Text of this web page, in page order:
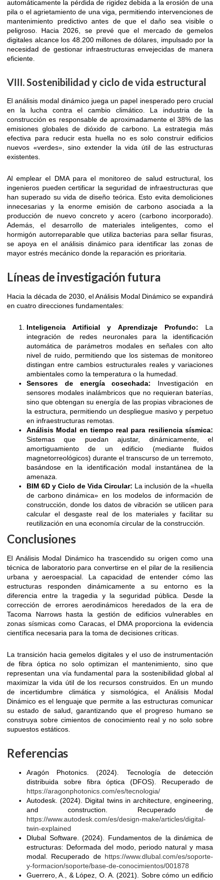
automáticamente la pérdida de rigidez debida a la erosión de una
pila o el agrietamiento de una viga, permitiendo intervenciones de
mantenimiento predictivo antes de que el daño sea visible o
peligroso. Hacia 2026, se prevé que el mercado de gemelos
digitales alcance los 48.200 millones de dólares, impulsado por la
necesidad de gestionar infraestructuras envejecidas de manera
eficiente.
VIII. Sostenibilidad y ciclo de vida estructural
El análisis modal dinámico juega un papel inesperado pero crucial
en la lucha contra el cambio climático. La industria de la
construcción es responsable de aproximadamente el 38% de las
emisiones globales de dióxido de carbono. La estrategia más
efectiva para reducir esta huella no es solo construir edificios
nuevos «verdes», sino extender la vida útil de las estructuras
existentes.
Al emplear el DMA para el monitoreo de salud estructural, los
ingenieros pueden certificar la seguridad de infraestructuras que
han superado su vida de diseño teórica. Esto evita demoliciones
innecesarias y la enorme emisión de carbono asociada a la
producción de nuevo concreto y acero (carbono incorporado).
Además, el desarrollo de materiales inteligentes, como el
hormigón autorreparable que utiliza bacterias para sellar fisuras,
se apoya en el análisis dinámico para identificar las zonas de
mayor estrés mecánico donde la reparación es prioritaria.
Líneas de investigación futura
Hacia la década de 2030, el Análisis Modal Dinámico se expandirá
en cuatro direcciones fundamentales:
Inteligencia Artificial y Aprendizaje Profundo: La
integración de redes neuronales para la identificación
automática de parámetros modales en señales con alto
nivel de ruido, permitiendo que los sistemas de monitoreo
distingan entre cambios estructurales reales y variaciones
ambientales como la temperatura o la humedad.
Sensores de energía cosechada: Investigación en
sensores modales inalámbricos que no requieran baterías,
sino que obtengan su energía de las propias vibraciones de
la estructura, permitiendo un despliegue masivo y perpetuo
en infraestructuras remotas.
Análisis Modal en tiempo real para resiliencia sísmica:
Sistemas que puedan ajustar, dinámicamente, el
amortiguamiento de un edificio (mediante fluidos
magnetorreológicos) durante el transcurso de un terremoto,
basándose en la identificación modal instantánea de la
amenaza.
BIM 6D y Ciclo de Vida Circular: La inclusión de la «huella
de carbono dinámica» en los modelos de información de
construcción, donde los datos de vibración se utilicen para
calcular el desgaste real de los materiales y facilitar su
reutilización en una economía circular de la construcción.
Conclusiones
El Análisis Modal Dinámico ha trascendido su origen como una
técnica de laboratorio para convertirse en el pilar de la resiliencia
urbana y aeroespacial. La capacidad de entender cómo las
estructuras responden dinámicamente a su entorno es la
diferencia entre la tragedia y la seguridad pública. Desde la
corrección de errores aerodinámicos heredados de la era de
Tacoma Narrows hasta la gestión de edificios vulnerables en
zonas sísmicas como Caracas, el DMA proporciona la evidencia
científica necesaria para la toma de decisiones críticas.
La transición hacia gemelos digitales y el uso de instrumentación
de fibra óptica no solo optimizan el mantenimiento, sino que
representan una vía fundamental para la sostenibilidad global al
maximizar la vida útil de los recursos construidos. En un mundo
de incertidumbre climática y sismológica, el Análisis Modal
Dinámico es el lenguaje que permite a las estructuras comunicar
su estado de salud, garantizando que el progreso humano se
construya sobre cimientos de conocimiento real y no solo sobre
supuestos estáticos.
Referencias
Aragón Photonics. (2024). Tecnología de detección
distribuida sobre fibra óptica (DFOS). Recuperado de
https://aragonphotonics.com/es/tecnologia/
Autodesk. (2024). Digital twins in architecture, engineering,
and construction. Recuperado de
https://www.autodesk.com/es/design-make/articles/digital-
twin-explained
Dlubal Software. (2024). Fundamentos de la dinámica de
estructuras: Deformada del modo, periodo natural y masa
modal. Recuperado de https://www.dlubal.com/es/soporte-
y-formacion/soporte/base-de-conocimientos/001878
Guerrero, A., & López, O. A. (2021). Sobre cómo un edificio